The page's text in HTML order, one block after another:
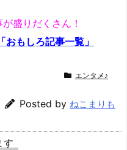
盛りだくさん！
もしろ記事一覧」
エンタメ♪
Posted by ねこまりも
す